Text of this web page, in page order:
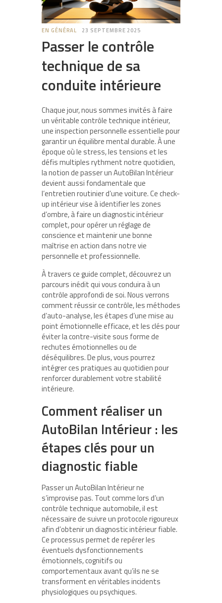
EN GÉNÉRAL 23 SEPTEMBRE 2025
Passer le contrôle
technique de sa
conduite intérieure
Chaque jour, nous sommes invités à faire
un véritable contrôle technique intérieur,
une inspection personnelle essentielle pour
garantir un équilibre mental durable. À une
époque où le stress, les tensions et les
défis multiples rythment notre quotidien,
la notion de passer un AutoBilan Intérieur
devient aussi fondamentale que
l’entretien routinier d’une voiture. Ce check-
up intérieur vise à identifier les zones
d’ombre, à faire un diagnostic intérieur
complet, pour opérer un réglage de
conscience et maintenir une bonne
maîtrise en action dans notre vie
personnelle et professionnelle.
À travers ce guide complet, découvrez un
parcours inédit qui vous conduira à un
contrôle approfondi de soi. Nous verrons
comment réussir ce contrôle, les méthodes
d’auto-analyse, les étapes d’une mise au
point émotionnelle efficace, et les clés pour
éviter la contre-visite sous forme de
rechutes émotionnelles ou de
déséquilibres. De plus, vous pourrez
intégrer ces pratiques au quotidien pour
renforcer durablement votre stabilité
intérieure.
Comment réaliser un
AutoBilan Intérieur : les
étapes clés pour un
diagnostic fiable
Passer un AutoBilan Intérieur ne
s’improvise pas. Tout comme lors d’un
contrôle technique automobile, il est
nécessaire de suivre un protocole rigoureux
afin d’obtenir un diagnostic intérieur fiable.
Ce processus permet de repérer les
éventuels dysfonctionnements
émotionnels, cognitifs ou
comportementaux avant qu’ils ne se
transforment en véritables incidents
physiologiques ou psychiques.